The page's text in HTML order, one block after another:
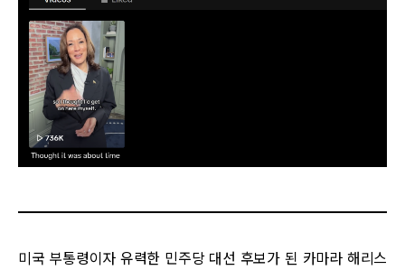
미국 부통령이자 유력한 민주당 대선 후보가 된 카마라 해리스